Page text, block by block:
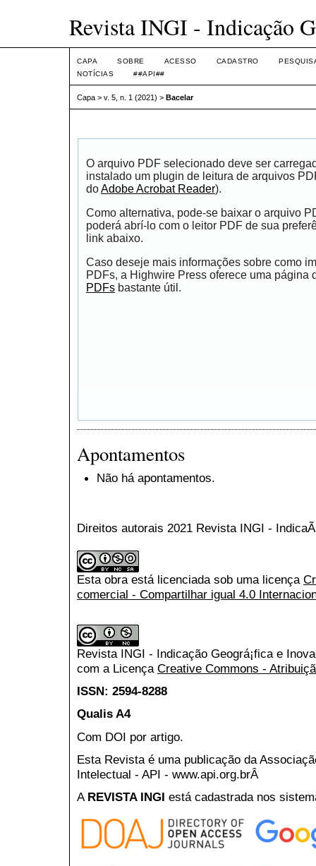
Revista INGI - Indicação
CAPA SOBRE ACESSO CADASTRO
NOTÍCIAS
##API##
Capa > v. 5, n. 1 (2021) > Bacelar
O arquivo PDF selecionado deve ser
instalado um plugin de leitura de arquivos
doAdobe Acrobat Reader).
Como alternativa, pode-se baixar o arquivo
poderá abrí-lo com o leitor PDF de sua
link abaixo.
Caso deseje mais informações sobre como
PDFs, a Highwire Press oferece uma página
PDFs bastante útil.
Apontamentos
Não há apontamentos.
Direitos autorais 2021 Revista INGI -
Esta obra está licenciada sob uma licença
comercial - Compartilhar igual 4.0
Revista INGI - Indicação Geográ¡fica e
com a Licença Creative Commons -
ISSN: 2594-8288
Qualis A4
Com DOI por artigo.
Esta Revista é uma publicação da
Intelectual - API - www.api.org.brÂ
A REVISTA INGI está cadastrada nos